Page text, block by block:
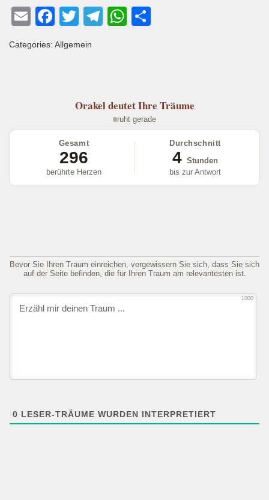
E
ail
F
c
o
k
T
tt
T
m
W
p
p
Categories: Allgemein
Orakeldeutet Ihre Träume
ruht gerade
Gesamt
296
berührte Herzen
Durchschnitt
4 Stunden
bis zur Antwort
Bevor Sie Ihren Traum einreichen, vergewissern Sie sich, dass Sie sich
auf der Seite befinden, die für Ihren Traum am relevantesten ist.
1000
0 LESER-TRÄUME WURDEN INTERPRETIERT